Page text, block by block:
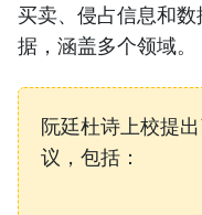
买卖、侵占信息和
据，涵盖多个领域。
阮廷杜诗上校提
议，包括：